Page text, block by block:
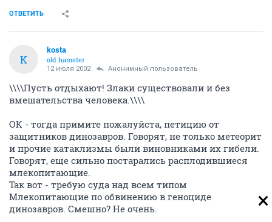
ОТВЕТИТЬ
K
kosta
old hamster
12 июля 2002 Анонимный пользователь
\\\\Пусть отдыхают! Злаки существовали и без
вмешательства человека.\\\\
ОК - тогда примите пожалуйста, петицию от
защитников динозавров. Говорят, не только метеорит
и прочие катаклизмы были виновниками их гибели.
Говорят, еще сильно постарались расплодившиеся
млекопитающие.
Так вот - требую суда над всем типом
Млекопитающие по обвинению в геноциде
динозавров. Смешно? Не очень.